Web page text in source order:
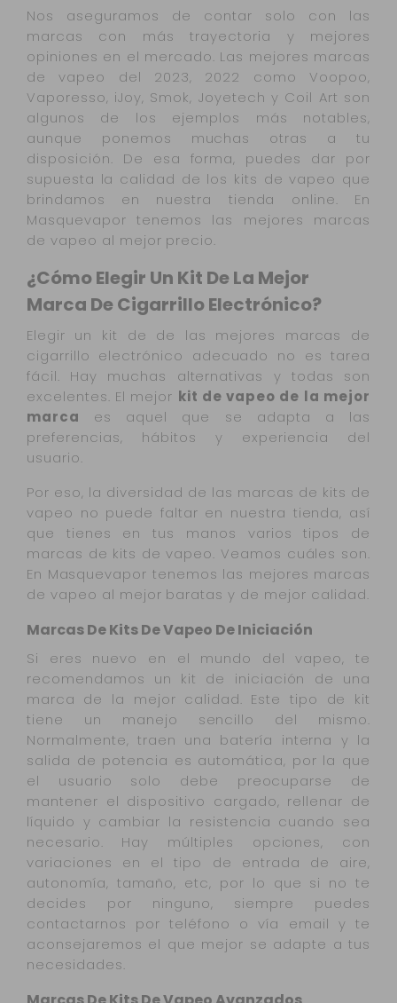
Nos aseguramos de contar solo con las
marcas con más trayectoria y mejores
opiniones en el mercado. Las mejores marcas
de vapeo del 2023, 2022 como Voopoo,
Vaporesso, iJoy, Smok, Joyetech y Coil Art son
algunos de los ejemplos más notables,
aunque ponemos muchas otras a tu
disposición. De esa forma, puedes dar por
supuesta la calidad de los kits de vapeo que
brindamos en nuestra tienda online. En
Masquevapor tenemos las mejores marcas
de vapeo al mejor precio.
¿Cómo Elegir Un Kit De La Mejor
Marca De Cigarrillo Electrónico?
Elegir un kit de de las mejores marcas de
cigarrillo electrónico adecuado no es tarea
fácil. Hay muchas alternativas y todas son
excelentes. El mejor kit de vapeo de la mejor
marca es aquel que se adapta a las
preferencias, hábitos y experiencia del
usuario.
Por eso, la diversidad de las marcas de kits de
vapeo no puede faltar en nuestra tienda, así
que tienes en tus manos varios tipos de
marcas de kits de vapeo. Veamos cuáles son.
En Masquevapor tenemos las mejores marcas
de vapeo al mejor baratas y de mejor calidad.
Marcas De Kits De Vapeo De Iniciación
Si eres nuevo en el mundo del vapeo, te
recomendamos un kit de iniciación de una
marca de la mejor calidad. Este tipo de kit
tiene un manejo sencillo del mismo.
Normalmente, traen una batería interna y la
salida de potencia es automática, por la que
el usuario solo debe preocuparse de
mantener el dispositivo cargado, rellenar de
líquido y cambiar la resistencia cuando sea
necesario. Hay múltiples opciones, con
variaciones en el tipo de entrada de aire,
autonomía, tamaño, etc, por lo que si no te
decides por ninguno, siempre puedes
contactarnos por teléfono o vía email y te
aconsejaremos el que mejor se adapte a tus
necesidades.